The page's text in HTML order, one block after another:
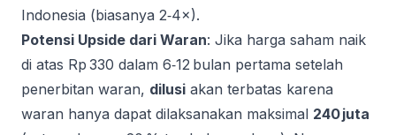
Indonesia (biasanya 2‑4×).
Potensi Upside dari Waran: Jika harga saham naik
di atas Rp 330 dalam 6‑12 bulan pertama setelah
penerbitan waran, dilusi akan terbatas karena
waran hanya dapat dilaksanakan maksimal 240 juta